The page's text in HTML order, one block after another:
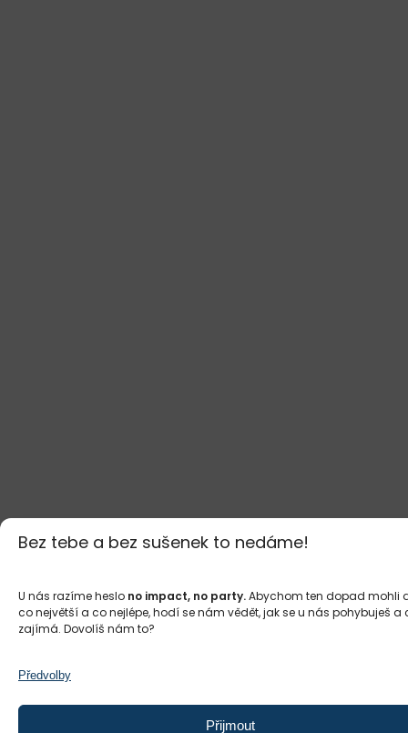
Bez tebe a bez sušenek to nedáme!
U nás razíme heslo no impact, no party.Abychom ten dopad mohli
co největší a co nejlépe, hodí se nám vědět, jak se u nás pohybuješ a
zajímá. Dovolíš nám to?
Předvolby
Přijmout